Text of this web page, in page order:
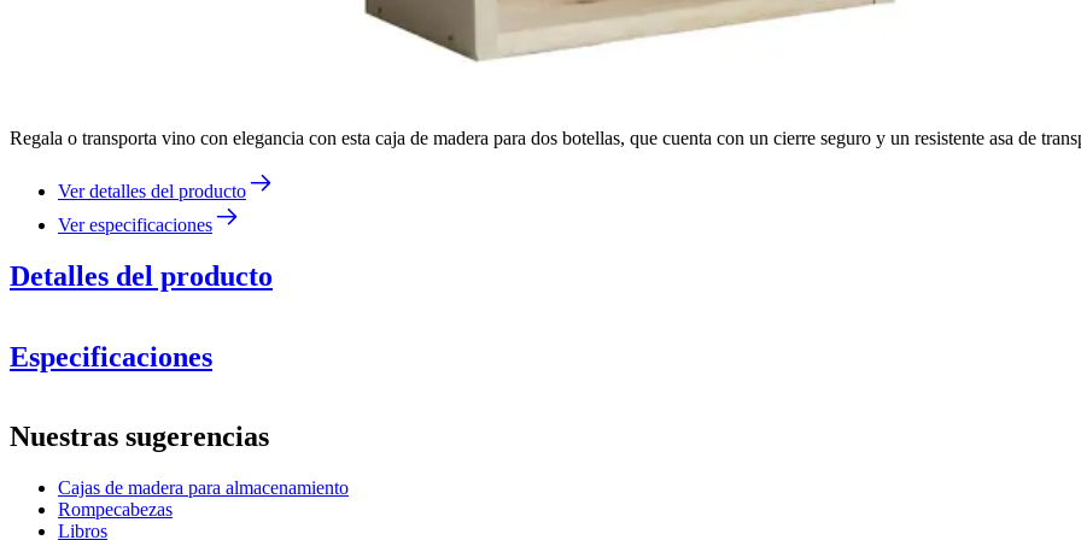
Regala o transporta vino con elegancia con esta caja de madera para dos botellas, que cuenta con un cierre seguro y un resistente asa de
Ver detalles del producto
Ver especificaciones
Detalles del producto
Especificaciones
Número de producto082ML
Dimensiones (AnxAlxP cm)
Peso (kg)
Nuestras sugerencias
Cajas de madera para almacenamiento
Rompecabezas
Libros